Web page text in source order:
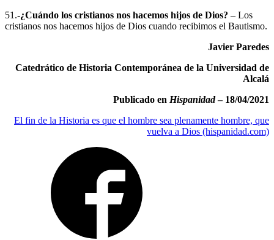
51.-¿Cuándo los cristianos nos hacemos hijos de Dios? – Los
cristianos nos hacemos hijos de Dios cuando recibimos el Bautismo.
Javier Paredes
Catedrático de Historia Contemporánea de la Universidad de
Alcalá
Publicado en Hispanidad– 18/04/2021
El fin de la Historia es que el hombre sea plenamente hombre, que
vuelva a Dios (hispanidad.com)